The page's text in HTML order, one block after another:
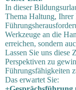
In dieser
Thema Haltung, Ihrer
Werkzeuge an die
erreichen, sondern
Lassen Sie uns diese
Perspektiven zu
Führungsfähigkeiten
Das erwartet Sie: